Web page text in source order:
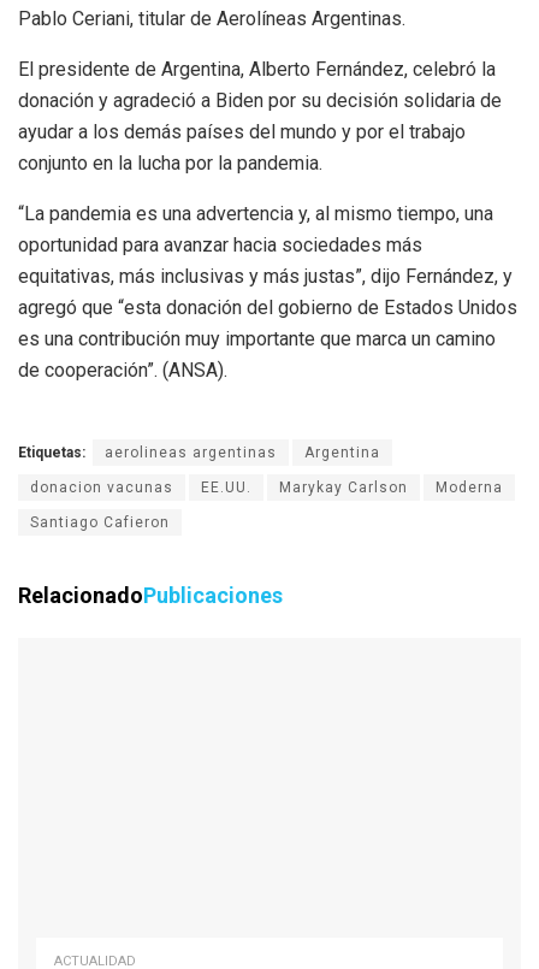
Pablo Ceriani, titular de Aerolíneas Argentinas.
El presidente de Argentina, Alberto Fernández, celebró la
donación y agradeció a Biden por su decisión solidaria de
ayudar a los demás países del mundo y por el trabajo
conjunto en la lucha por la pandemia.
“La pandemia es una advertencia y, al mismo tiempo, una
oportunidad para avanzar hacia sociedades más
equitativas, más inclusivas y más justas”, dijo Fernández, y
agregó que “esta donación del gobierno de Estados Unidos
es una contribución muy importante que marca un camino
de cooperación”. (ANSA).
Etiquetas: aerolineas argentinas Argentina
donacion vacunas EE.UU. Marykay Carlson Moderna
Santiago Cafieron
RelacionadoPublicaciones
ACTUALIDAD